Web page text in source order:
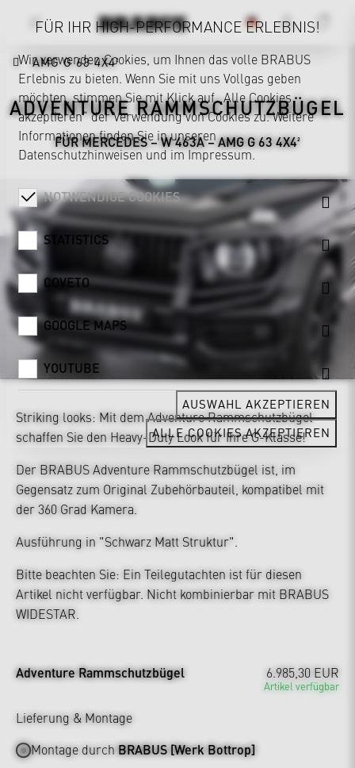
AMG G 63 4X4²
ADVENTURE RAMMSCHUTZBÜGEL
FÜR MERCEDES – W 463A – AMG G 63 4X4²
Striking looks: Mit dem Adventure Rammschutzbügel
schaffen Sie den Heavy-Duty Look für Ihre G-Klasse!
Der BRABUS Adventure Rammschutzbügel ist, im
Gegensatz zum Original Zubehörbauteil, kompatibel mit
der 360 Grad Kamera.
Ausführung in "Schwarz Matt Struktur".
Bitte beachten Sie: Ein Teilegutachten ist für diesen
Artikel nicht verfügbar. Nicht kombinierbar mit BRABUS
WIDESTAR.
Adventure Rammschutzbügel 6.985,30 EUR
Artikel verfügbar
Lieferung & Montage
Montage durchBRABUS [Werk Bottrop]
FÜR IHR HIGH-PERFORMANCE ERLEBNIS!
Wir verwenden Cookies, um Ihnen das volle BRABUS
Erlebnis zu bieten. Wenn Sie mit uns Vollgas geben
möchten, stimmen Sie mit Klick auf „Alle Cookies
akzeptieren“ der Verwendung von Cookies zu. Weitere
Informationen finden Sie in unseren
Datenschutzhinweisenund imImpressum.
NOTWENDIGE COOKIES
STATISTICS
COVETO
GOOGLE MAPS
YOUTUBE
AUSWAHL AKZEPTIEREN
ALLE COOKIES AKZEPTIEREN